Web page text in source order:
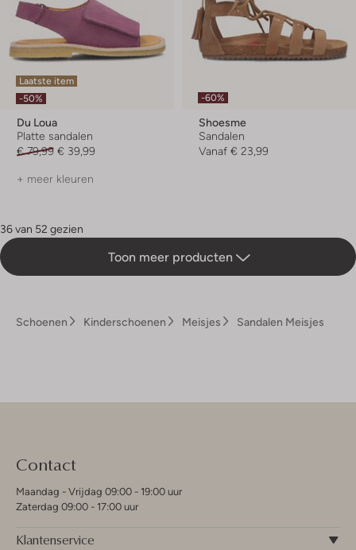
Laatste item
-50%
Du Loua
Platte sandalen
€ 79,99 € 39,99
+ meer kleuren
-60%
Shoesme
Sandalen
Vanaf € 23,99
36 van 52 gezien
Toon meer producten
Schoenen Kinderschoenen Meisjes Sandalen Meisjes
Contact
Maandag - Vrijdag 09:00 - 19:00 uur
Zaterdag 09:00 - 17:00 uur
Klantenservice